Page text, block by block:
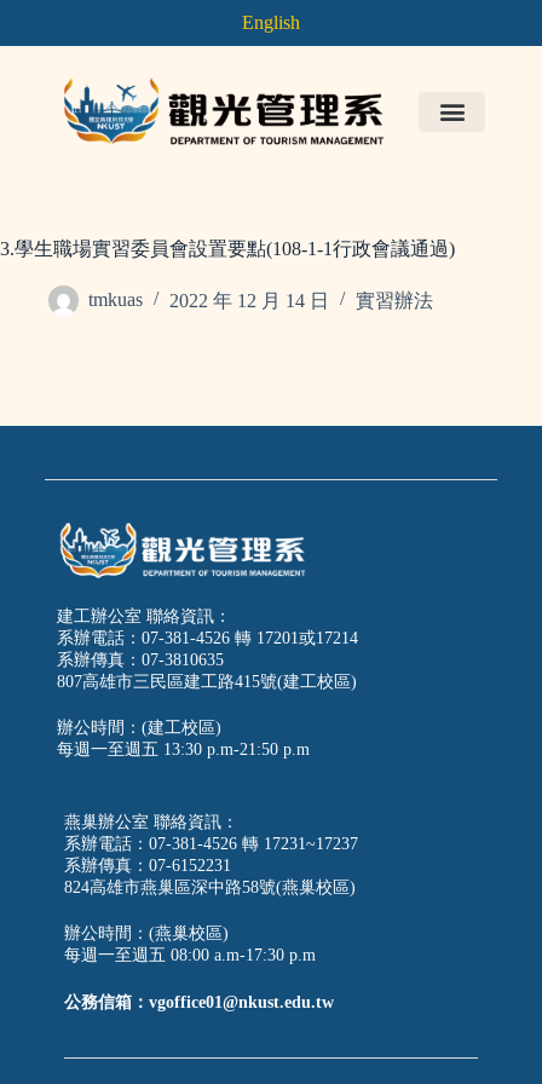
English
3.學生職場實習委員會設置要點(108-1-1行政會議通過)
tmkuas 2022 年 12 月 14 日 實習辦法
建工辦公室 聯絡資訊：
系辦電話：07-381-4526 轉 17201或17214
系辦傳真：07-3810635
807高雄市三民區建工路415號(建工校區)
辦公時間：(建工校區)
每週一至週五 13:30 p.m-21:50 p.m
燕巢辦公室 聯絡資訊：
系辦電話：07-381-4526 轉 17231~17237
系辦傳真：07-6152231
824高雄市燕巢區深中路58號(燕巢校區)
辦公時間：(燕巢校區)
每週一至週五 08:00 a.m-17:30 p.m
公務信箱：vgoffice01@nkust.edu.tw